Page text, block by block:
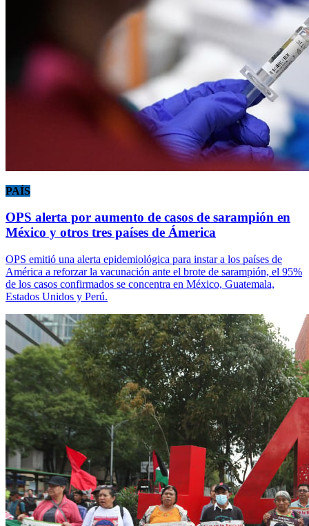
PAÍS
OPS alerta por aumento de casos de sarampión en
México y otros tres países de Ámerica
OPS emitió una alerta epidemiológica para instar a los países de
América a reforzar la vacunación ante el brote de sarampión, el 95%
de los casos confirmados se concentra en México, Guatemala,
Estados Unidos y Perú.